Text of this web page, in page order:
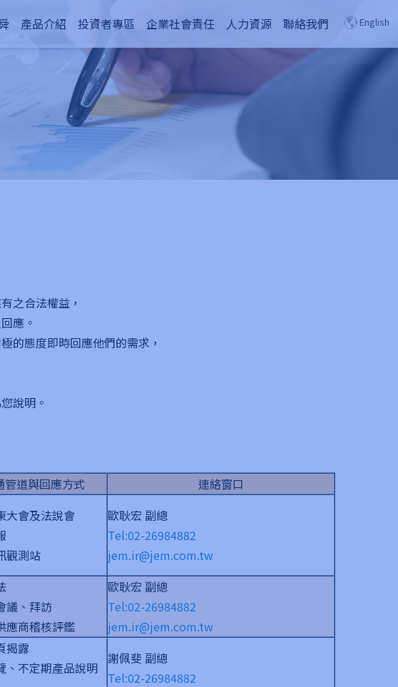
產品介紹 投資者專區 企業社會責任 人力資源 聯絡我們 English
之合法權益，
應。
的態度即時回應他們的需求，
說明。
管道與回應方式 連絡窗口
大會及法說會
觀測站
歐耿宏 副總
Tel:02-26984882
jem.ir@jem.com.tw
議、拜訪
應商稽核評鑑
歐耿宏 副總
Tel:02-26984882
jem.ir@jem.com.tw
揭露
、不定期產品說明
謝佩斐 副總
Tel:02-26984882